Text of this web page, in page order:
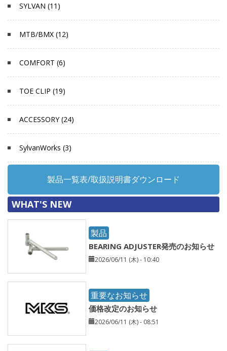
SYLVAN (11)
MTB/BMX (12)
COMFORT (6)
TOE CLIP (19)
ACCESSORY (24)
SylvanWorks (3)
製品一覧表/取扱説明書ダウンロード
WHAT'S NEW
製品
BEARING ADJUSTER発売のお知らせ
2026/06/11 (木) - 10:40
重要なお知らせ
価格改定のお知らせ
2026/06/11 (木) - 08:51